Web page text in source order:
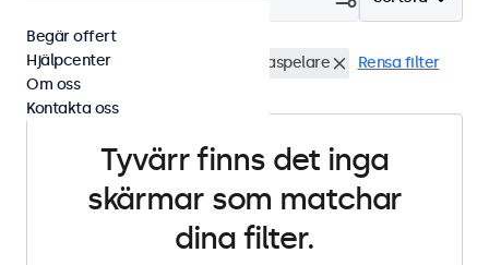
8 tums touchskärmar USB Mediaspelare Rensa filter
Tyvärr finns det inga
skärmar som matchar
dina filter.
Begär offert
Hjälpcenter
Om oss
Kontakta oss